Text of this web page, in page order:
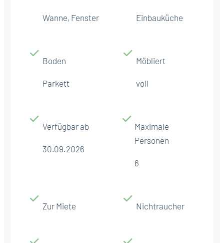
Wanne, Fenster Einbauküche
Boden
Parkett
Möbliert
voll
Verfügbar ab
30.09.2026
Maximale
Personen
6
Zur Miete Nichtraucher